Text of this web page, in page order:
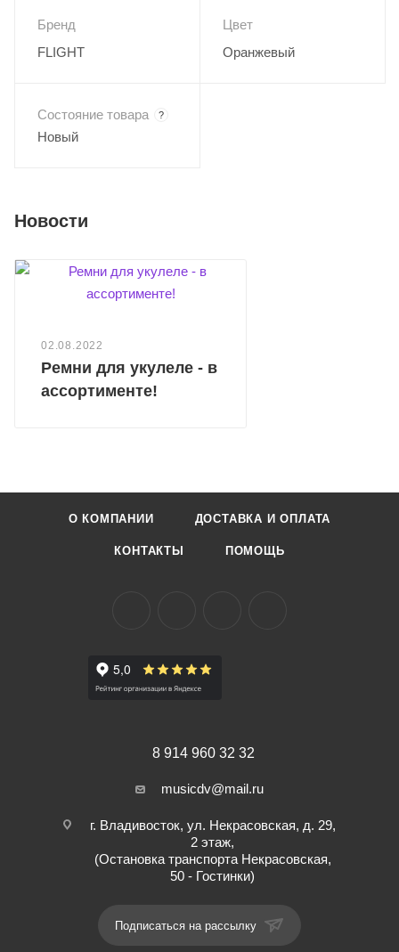
Бренд
FLIGHT
Цвет
Оранжевый
Состояние товара ?
Новый
Новости
02.08.2022
Ремни для укулеле - в
ассортименте!
О КОМПАНИИ ДОСТАВКА И ОПЛАТА
КОНТАКТЫ ПОМОЩЬ
8 914 960 32 32
musicdv@mail.ru
г. Владивосток, ул. Некрасовская, д. 29,
2 этаж,
(Остановка транспорта Некрасовская,
50 - Гостинки)
Подписаться на рассылку